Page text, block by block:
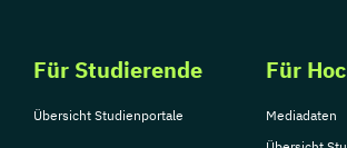
Für Studierende
Übersicht Studienportale
Für
Mediadaten